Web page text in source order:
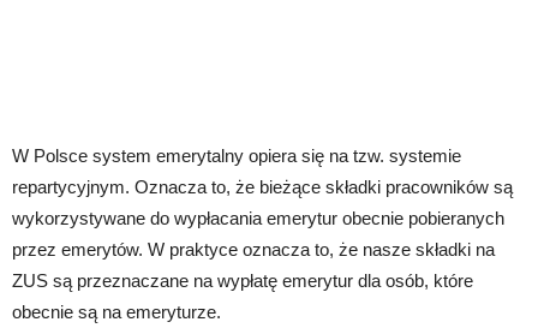
W Polsce system emerytalny opiera się na tzw. systemie
repartycyjnym. Oznacza to, że bieżące składki pracowników są
wykorzystywane do wypłacania emerytur obecnie pobieranych
przez emerytów. W praktyce oznacza to, że nasze składki na
ZUS są przeznaczane na wypłatę emerytur dla osób, które
obecnie są na emeryturze.